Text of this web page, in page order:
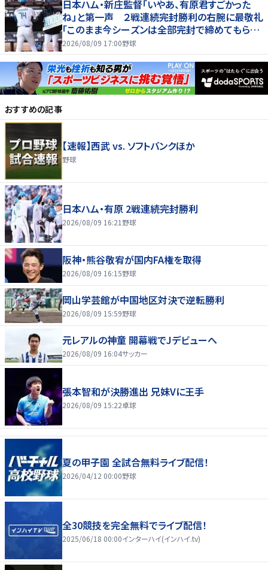
日本ハム・新庄監督「いやあ、有原君すごかった
ね」と第一声 ２戦連続完封勝利の右腕に最敬礼
「このまま今シーズンは全部完封で締めてもらっ
て（笑）」
2026/08/09 17:00野球
おすすめの記事
【速報】西武 vs. ソフトバンクほか
野球
日本ハム・有原 2戦連続完封勝利
2026/08/09 16:21 野球
阪神・熊谷敬宥が国内FA権を取得
2026/08/09 16:15野球
岡山学芸館が中国地区対決で逆転勝利
2026/08/09 15:59野球
元レアルの神童 開幕戦でJデビューへ
2026/08/09 16:04サッカー
張本智和が決勝進出 兄妹Vに王手
2026/08/09 15:22卓球
夏の甲子園 全試合無料ライブ配信！
2026/04/12 00:00野球
全30競技を完全無料でライブ配信！
2025/06/18 00:00インターハイ(インハイ.tv)